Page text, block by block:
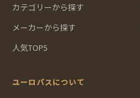
カテゴリーから探す
メーカーから探す
人気TOP5
ユーロバスについて